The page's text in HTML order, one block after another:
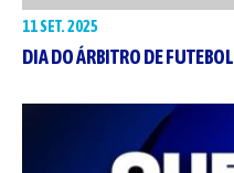
11 SET. 2025
DIA DO ÁRBITRO DE FUTEBOL